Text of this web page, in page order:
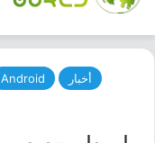
أخبار Android